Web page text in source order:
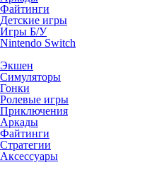
Файтинги
Детские игры
Игры Б/У
Nintendo Switch
Экшен
Симуляторы
Гонки
Ролевые игры
Приключения
Аркады
Файтинги
Стратегии
Аксессуары